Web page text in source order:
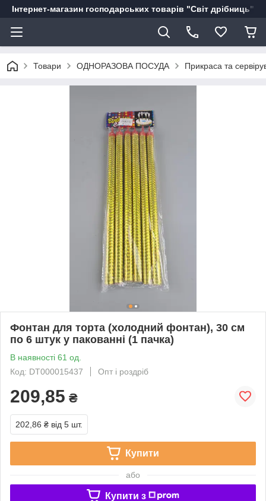
Інтернет-магазин господарських товарів "Світ дрібниць"
Товари ОДНОРАЗОВА ПОСУДА Прикраса та
Фонтан для торта (холодний фонтан), 30 см
по 6 штук у пакованні (1 пачка)
В наявності 61 од.
Код: DT000015437
Опт і роздріб
209,85 ₴
202,86 ₴ від 5 шт.
Купити
або
Купити з